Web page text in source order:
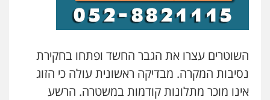
השוטרים עצרו את הגבר החשד ופתחו בחקירת
נסיבות המקרה. מבדיקה ראשונית עולה כי הזוג
אינו מוכר מתלונות קודמות במשטרה. הרשע
ניר קידר – צלם
צילום עורכי דין שירותים מקצועיים לעורכי
דין
0504578527